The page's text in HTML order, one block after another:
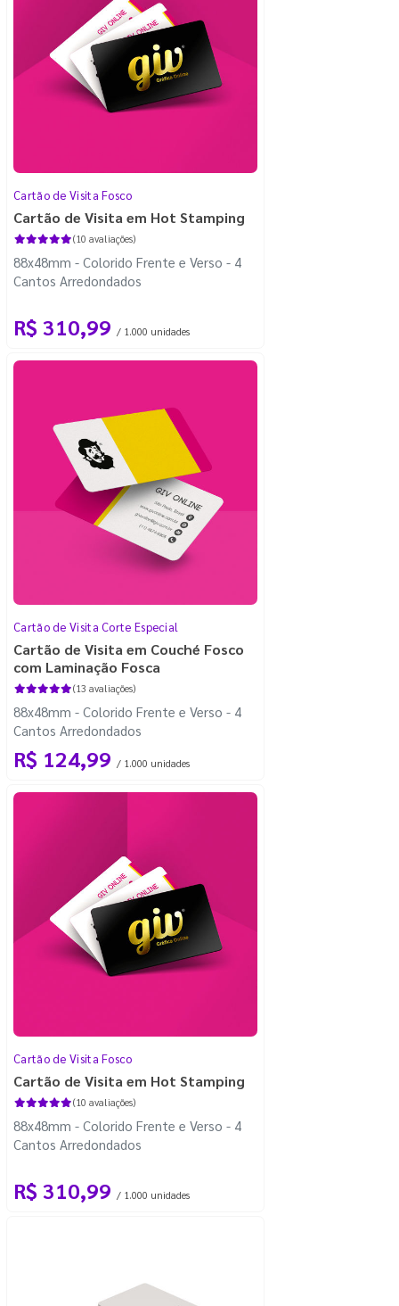
Cartão de Visita Fosco
Cartão de Visita em Hot Stamping
(10 avaliações)
88x48mm - Colorido Frente e Verso - 4
Cantos Arredondados
R$ 310,99 / 1.000 unidades
Cartão de Visita Corte Especial
Cartão de Visita em Couché Fosco
com Laminação Fosca
(13 avaliações)
88x48mm - Colorido Frente e Verso - 4
Cantos Arredondados
R$ 124,99 / 1.000 unidades
Cartão de Visita Fosco
Cartão de Visita em Hot Stamping
(10 avaliações)
88x48mm - Colorido Frente e Verso - 4
Cantos Arredondados
R$ 310,99 / 1.000 unidades